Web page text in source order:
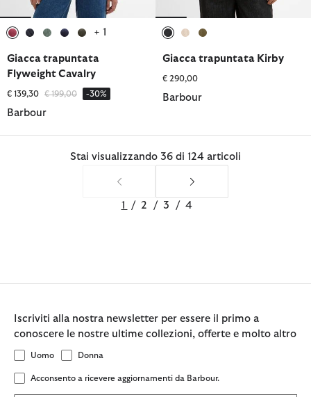
+ 1
Giacca trapuntata
Flyweight Cavalry
€ 139,30 Prezzo ridotto da
€ 199,00a -30%
Barbour
Giacca trapuntata Kirby
€ 290,00
Barbour
Stai visualizzando 36 di 124 articoli
1 / 2 / 3 / 4
Iscriviti alla nostra newsletter per essere il primo a
conoscere le nostre ultime collezioni, offerte e molto altro
Uomo Donna
Acconsento a ricevere aggiornamenti da Barbour.